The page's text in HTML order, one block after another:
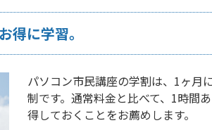
得に学習。
パソコン市民講座の学割は、1ヶ月
制です。通常料金と比べて、1時間
得しておくことをお薦めします。